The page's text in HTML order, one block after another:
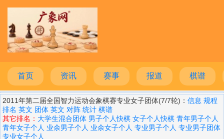
首页 资讯 赛事 报道 棋谱
2011年第二届全国智力运动会象棋赛专业女子团体(7/7轮)： 信息 规程
排名 英文 团体 英文 对阵 统计 棋谱
其它排名： 大学生混合团体 男子个人快棋 女子个人快棋 青年男子个人
青年女子个人 业余男子个人 业余女子个人 专业男子个人 专业男子团体
专业女子个人